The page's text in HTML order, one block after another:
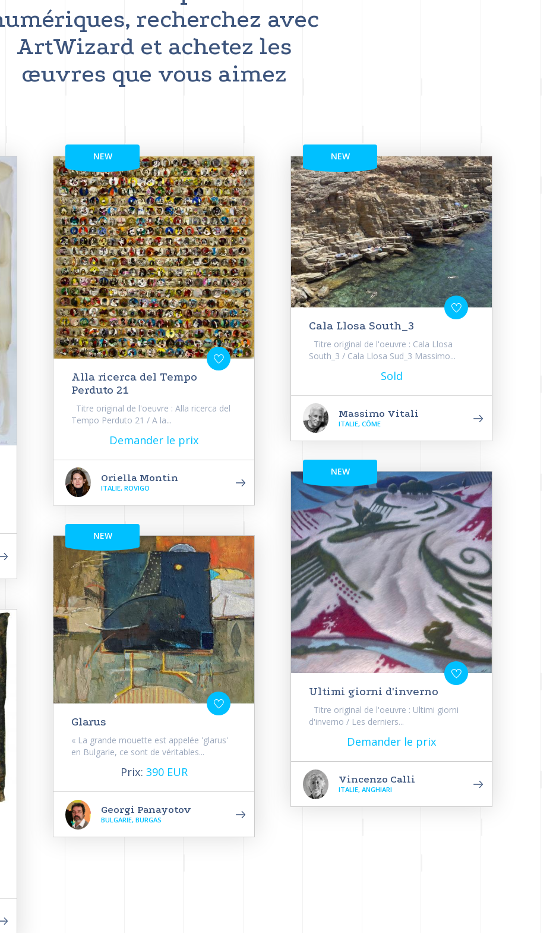
recherchez avec
ArtWizard et achetez les
œuvres que vous aimez
NEW
Alla ricerca del Tempo
Perduto 21
Titre original de l'oeuvre : Alla ricerca del
Tempo Perduto 21 / A la...
Demander le prix
Oriella Montin
ITALIE, ROVIGO
NEW
Glarus
« La grande mouette est appelée 'glarus'
en Bulgarie, ce sont de véritables...
Prix: 390 EUR
Georgi Panayotov
BULGARIE, BURGAS
NEW
Cala Llosa South_3
Titre original de l'oeuvre : Cala Llosa
South_3 / Cala Llosa Sud_3 Massimo...
Sold
Massimo Vitali
ITALIE, CÔME
NEW
Ultimi giorni d'inverno
Titre original de l'oeuvre : Ultimi giorni
d'inverno / Les derniers...
Demander le prix
Vincenzo Calli
ITALIE, ANGHIARI